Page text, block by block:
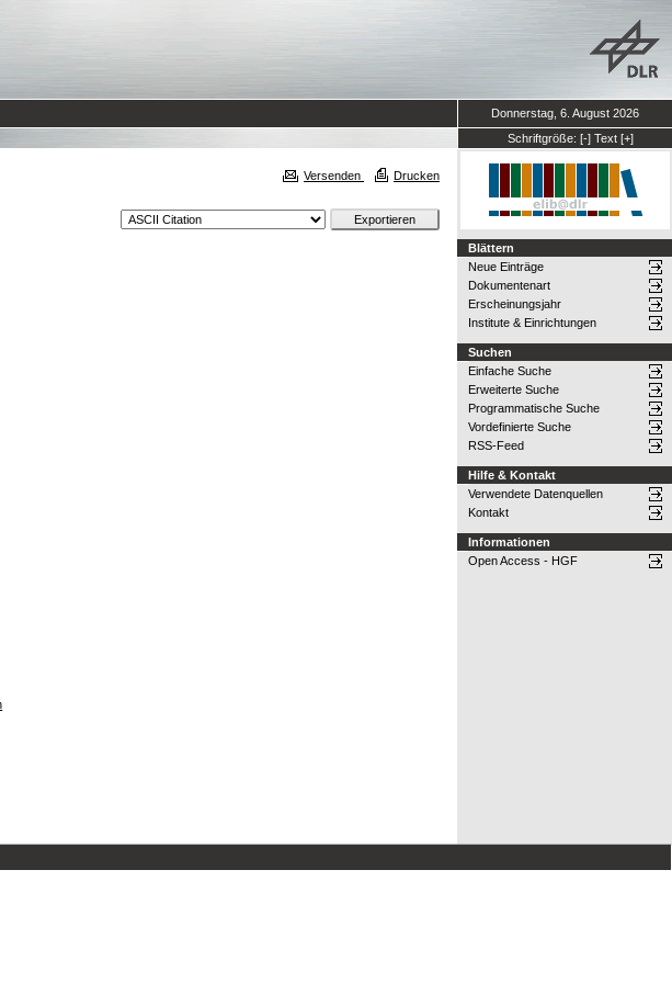
Donnerstag, 6. August 2026
Schriftgröße: [-] Text [+]
Versenden Drucken
Blättern
Neue Einträge
Dokumentenart
Erscheinungsjahr
Institute & Einrichtungen
Suchen
Einfache Suche
Erweiterte Suche
Programmatische Suche
Vordefinierte Suche
RSS-Feed
Hilfe & Kontakt
Verwendete Datenquellen
Kontakt
Informationen
Open Access - HGF